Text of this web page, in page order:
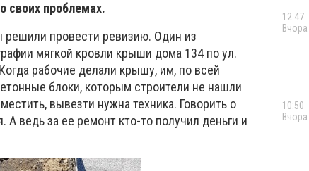
своих проблемах.
решили провести ревизию. Один из
мягкой кровли крыши дома 134 по ул.
рабочие делали крышу, им, по всей
блоки, которым строители не нашли
вывезти нужна техника. Говорить о
А ведь за ее ремонт кто-то получил деньги и
12:47
Вчора
10:50
Вчора